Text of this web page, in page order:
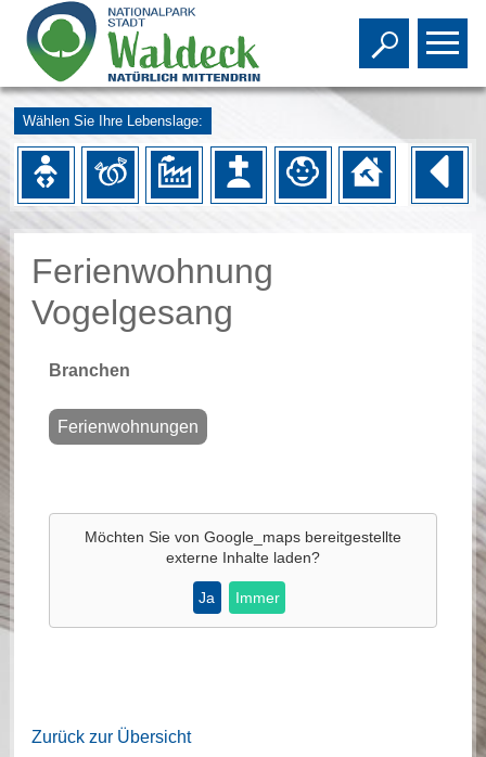
Toggle
Wählen Sie Ihre Lebenslage:
Ferienwohnung
Vogelgesang
Branchen
Ferienwohnungen
Möchten Sie von Google_mapsbereitgestellte
externe Inhalte laden?
Ja Immer
Zurück zur Übersicht